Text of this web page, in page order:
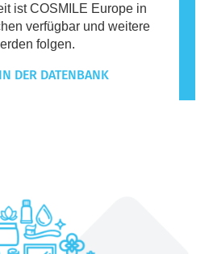
ist COSMILE Europe in
verfügbar und weitere
folgen.
DER DATENBANK